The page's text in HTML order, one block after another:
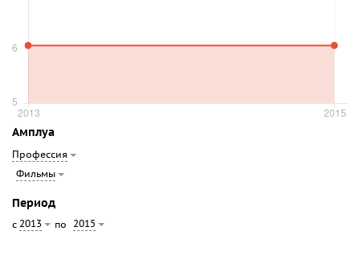
Амплуа
Профессия
Фильмы
Период
с 2013 по 2015